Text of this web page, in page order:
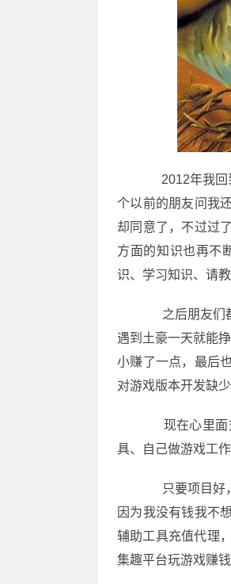
2012年我回
个以前的朋友问我
却同意了，不过过
方面的知识也再不
识、学习知识、请
之后朋友们
遇到土豪一天就能
小赚了一点，最后
对游戏版本开发缺
现在心里面
具、自己做游戏工作
只要项目好
因为我没有钱我不
辅助工具充值代理
集趣平台玩游戏赚